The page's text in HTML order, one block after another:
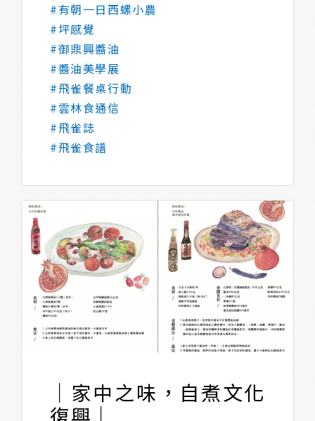
#有朝一日西螺小農
#坪感覺
#御鼎興醬油
#醬油美學展
#飛雀餐桌行動
#雲林食通信
#飛雀誌
#飛雀食譜
｜家中之味，自煮文化
復興｜